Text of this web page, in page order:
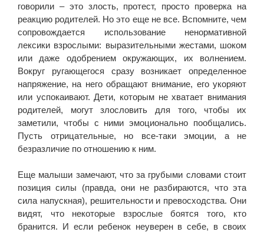
говорили – это злость, протест, просто проверка на
реакцию родителей. Но это еще не все. Вспомните, чем
сопровождается использование ненормативной
лексики взрослыми: выразительными жестами, шоком
или даже одобрением окружающих, их волнением.
Вокруг ругающегося сразу возникает определенное
напряжение, на него обращают внимание, его укоряют
или успокаивают. Дети, которым не хватает внимания
родителей, могут злословить для того, чтобы их
заметили, чтобы с ними эмоционально пообщались.
Пусть отрицательные, но все-таки эмоции, а не
безразличие по отношению к ним.
Еще малыши замечают, что за грубыми словами стоит
позиция силы (правда, они не разбираются, что эта
сила напускная), решительности и превосходства. Они
видят, что некоторые взрослые боятся того, кто
бранится. И если ребенок неуверен в себе, в своих